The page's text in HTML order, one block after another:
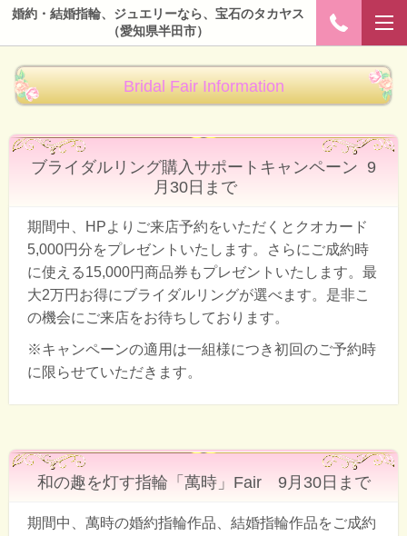
婚約・結婚指輪、ジュエリーなら、宝石のタカヤス
（愛知県半田市）
Bridal Fair Information
ブライダルリング購入サポートキャンペーン 9
月30日まで
期間中、HPよりご来店予約をいただくとクオカード
5,000円分をプレゼントいたします。さらにご成約時
に使える15,000円商品券もプレゼントいたします。最
大2万円お得にブライダルリングが選べます。是非こ
の機会にご来店をお待ちしております。
※キャンペーンの適用は一組様につき初回のご予約時
に限らせていただきます。
和の趣を灯す指輪「萬時」Fair 9月30日まで
期間中、萬時の婚約指輪作品、結婚指輪作品をご成約